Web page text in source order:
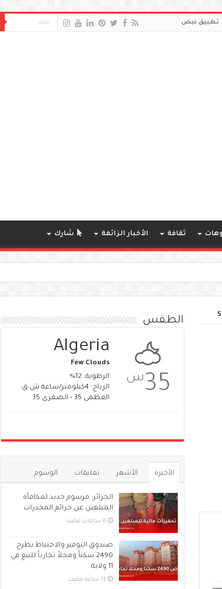
تطبيق نبض
ثقافة الأخبار الزائفة شارك
الطقس
35 س
Algeria
Few Clouds
الرطوبة: 12%
الرياح: 4كيلومتر/ساعة ش.ق
العظمى 35 • الصغرى 35
الأخيرة الأشهر تعليقات الوسوم
الجزائر: مرسوم جديد لمكافأة
المبلغين عن جرائم المخدرات
صندوق التوفير والاحتياط يطرح
2490 سكناً ومحلاً تجارياً للبيع في
11 ولاية